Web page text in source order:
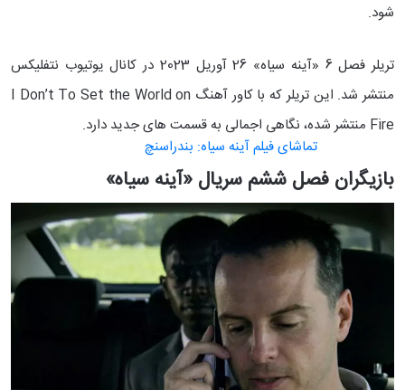
شود.
تریلر فصل 6 «آینه سیاه» 26 آوریل 2023 در کانال یوتیوب نتفلیکس
منتشر شد. این تریلر که با کاور آهنگ I Don’t To Set the World on
Fire منتشر شده، نگاهی اجمالی به قسمت های جدید دارد.
تماشای فیلم آینه سیاه: بندراسنچ
بازیگران فصل ششم سریال «آینه سیاه»